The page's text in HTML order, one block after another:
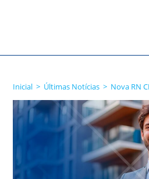
Inicial > Últimas Notícias > Nova RN